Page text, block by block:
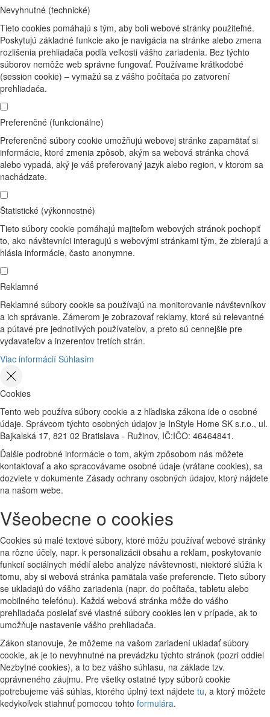
Nevyhnutné (technické)
Tieto cookies pomáhajú s tým, aby boli webové stránky použiteľné.
Poskytujú základné funkcie ako je navigácia na stránke alebo zmena
rozlišenia prehliadača podľa veľkosti vášho zariadenia. Bez týchto
súborov nemôže web správne fungovať. Používame krátkodobé
(session cookie) – vymažú sa z vášho počítača po zatvorení
prehliadača.
Preferenčné (funkcionálne)
Preferenčné súbory cookie umožňujú webovej stránke zapamätať si
informácie, ktoré zmenia zpôsob, akým sa webová stránka chová
alebo vypadá, aký je váš preferovaný jazyk alebo region, v ktorom sa
nachádzate.
Štatistické (výkonnostné)
Tieto súbory cookie pomáhajú majiteľom webových stránok pochopiť
to, ako návštevníci interagujú s webovými stránkami tým, že zbierajú a
hlásia informácie, často anonymne.
Reklamné
Reklamné súbory cookie sa používajú na monitorovanie návštevníkov
a ich správanie. Zámerom je zobrazovať reklamy, ktoré sú relevantné
a pútavé pre jednotlivých používateľov, a preto sú cennejšie pre
vydavateľov a inzerentov tretích strán.
Viac informácií Súhlasím
Cookies
Tento web používa súbory cookie a z hľadiska zákona ide o osobné
údaje. Správcom týchto osobných údajov je InStyle Home SK s.r.o., ul.
Bajkalská 17, 821 02 Bratislava - Ružinov, IČ:IČO: 46464841.
Ďalšie podrobné informácie o tom, akým zpôsobom nás môžete
kontaktovať a ako spracovávame osobné údaje (vrátane cookies), sa
dozviete v dokumente Zásady ochrany osobných údajov, ktorý nájdete
na našom webe.
Všeobecne o cookies
Cookies sú malé textové súbory, ktoré môžu používať webové stránky
na rôzne účely, napr. k personalizácii obsahu a reklam, poskytovanie
funkcií sociálnych médií alebo analýze návštevnosti, niektoré slúžia k
tomu, aby si webová stránka pamätala vaše preferencie. Tieto súbory
se ukladajú do vášho zariadenia (napr. do počítača, tabletu alebo
mobilného telefónu). Každá webová stránka môže do vášho
prehliadača posielať své vlastné súbory cookies len v prípade, ak to
umožňuje nastavenie vášho prehliadača.
Zákon stanovuje, že môžeme na vašom zariadení ukladať súbory
cookie, ak je to nevyhnutné na prevádzku týchto stránok (pozri oddiel
Nezbytné cookies), a to bez vášho súhlasu, na základe tzv.
oprávneného záujmu. Pre všetky ostatné typy súborů cookie
potrebujeme váš súhlas, ktorého úplný text nájdete tu, a ktorý môžete
kedykoľvek stiahnuť pomocou tohto formulára.